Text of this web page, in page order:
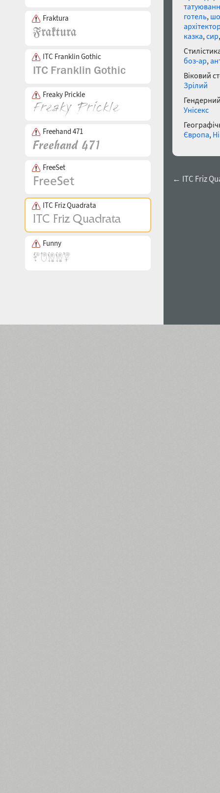
Fraktura
ITC Franklin Gothic
Freaky Prickle
Freehand 471
FreeSet
ITC Friz Quadrata
Funny
готель,
казка, сир
боз-ар,
Віковий
Зрілий
Унісекс
Європа,
← ITC Friz